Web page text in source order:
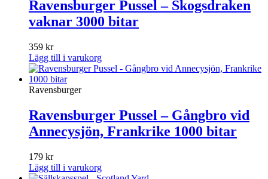
Ravensburger Pussel – Skogsdraken
vaknar 3000 bitar
359 kr
Lägg till i varukorg
Ravensburger
Ravensburger Pussel – Gångbro vid
Annecysjön, Frankrike 1000 bitar
179 kr
Lägg till i varukorg